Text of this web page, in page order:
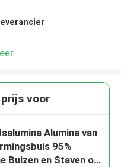
voor
Alumina van
95%
Buizen en Staven op